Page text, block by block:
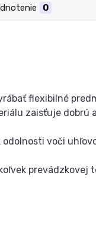
0
flexibilné
zaisťuje dobrú
voči
prevádzkovej